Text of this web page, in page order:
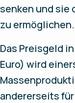
senken und sie
zu ermöglichen.
Das Preisgeld
Euro) wird
andererseits